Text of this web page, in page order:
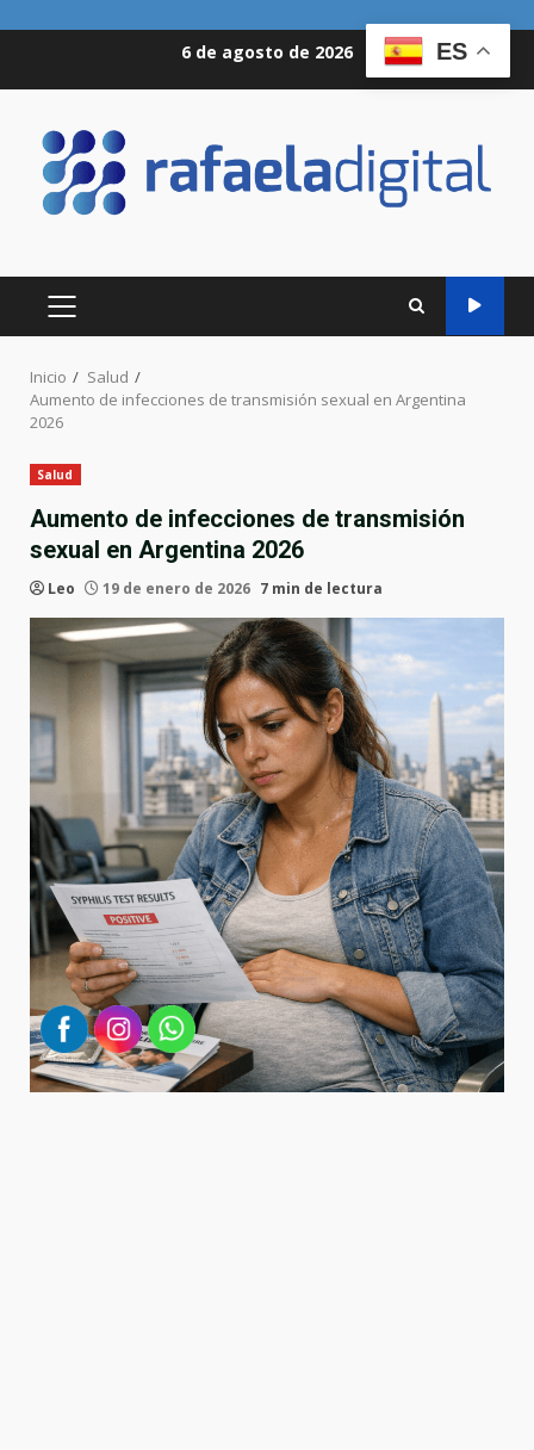
6 de agosto de 2026
MENÚ
PRINCIPAL
Inicio
Salud
Aumento de infecciones de transmisión sexual en Argentina
2026
Salud
Aumento de infecciones de transmisión
sexual en Argentina 2026
Leo 19 de enero de 2026 7 min de lectura
ES